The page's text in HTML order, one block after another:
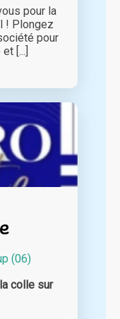
pour la
! Plongez
pour
[...]
(06)
colle sur